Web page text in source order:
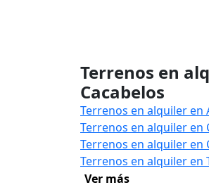
Terrenos en
Cacabelos
Terrenos en alquiler en
Terrenos en alquiler en
Terrenos en alquiler en
Terrenos en alquiler en
Ver más